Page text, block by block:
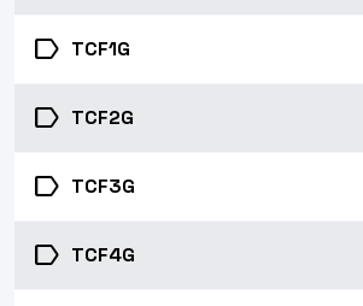
label TCF1G
label TCF2G
label TCF3G
label TCF4G